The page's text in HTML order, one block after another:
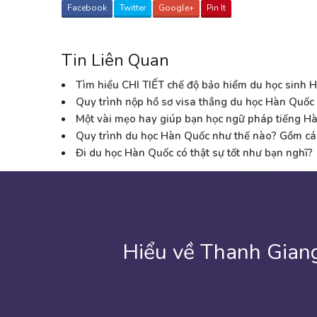
Facebook Twitter Google+ Pin It
Tin Liên Quan
Tìm hiểu CHI TIẾT chế độ bảo hiểm du học sinh
Quy trình nộp hồ sơ visa thẳng du học Hàn
Một vài mẹo hay giúp bạn học ngữ pháp tiếng
Quy trình du học Hàn Quốc như thế nào? Gồm
Đi du học Hàn Quốc có thật sự tốt như bạn nghĩ?
Hiểu về Thanh
Thời gian trôi qua thật nhanh, mới hôm nào theo mẹ
Biết nói sao đây…Hôm nay khi ngồi đây viết lại
Hôm nay là ngày cuối cùng ngồi ở lớp cũ, thấy lại cảm
Thanh Giang là 1 nơi em gắn bó hơn 8 tháng có quá
Sau 6 tháng học tại trung tâm du học Thanh Giang
“Cám ơn đời mỗi sớm mai thức dậy đã cho ta thêm